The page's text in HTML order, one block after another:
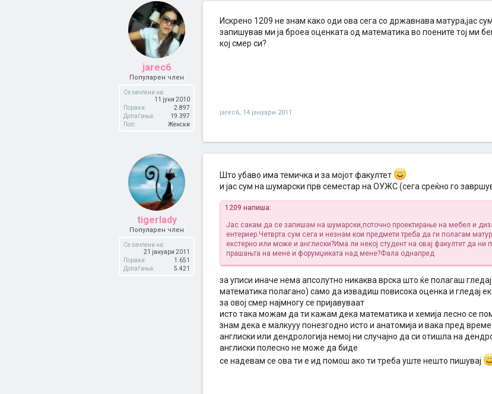
jarec6
Популарен член
Се зачлени на:
11 јуни 2010
Пораки:
2.897
Допаѓања:
19.397
Пол:
Женски
Искрено 1209 не знам како оди ова сега со државнава матура,јас
запишував ми ја броеа оценката од математика во поените тој ми
кој смер си?
jarec6, 14 јануари 2011
tigerlady
Популарен член
Се зачлени на:
21 јануари 2011
Пораки:
1.651
Допаѓања:
5.421
Што убаво има темичка и за мојот факултет
и јас сум на шумарски прв семестар на ОУЖС (сега среќно го
1209 напиша:
Јас сакам да се запишам на шумарски,поточно проектирање на мебел и
ентериер.Четврта сум сега и незнам кои предмети треба да ги полагам
екстерно или може и англиски?Има ли некој студент на овај факултет да ни
прашањта на мене и форумџиката над мене?Фала однапред
за уписи иначе нема апсолутно никаква врска што ќе полагаш
математика полагано) само да извадиш повисока оценка и гледај
за овој смер најмногу се пријавуваат
исто така можам да ти кажам дека математика и хемија лесно се
знам дека е малкууу понезгодно исто и анатомија и вака пред
англиски или дендрологија немој ни случајно да си отишла на
англиски полесно не може да биде
се надевам се ова ти е ид помош ако ти треба уште нешто пишувај